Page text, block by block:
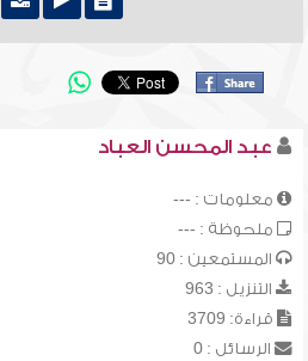
عبد المحسن العباد
معلومات : ---
ملحوظة : ---
المستمعين : 90
التنزيل : 963
قراءة: 3709
الرسائل : 0